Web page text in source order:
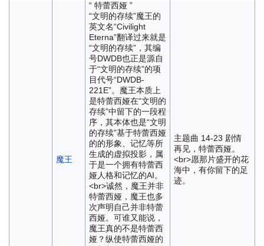
魔王
“ 特蕾西娅 ”
“文明的存续”魔王的
英文名“Civilight
Eterna”翻译过来就是
“文明的存续”，其编
号DWDB也正是源自
于“文明的存续”的项
目代号“DWDB-
221E”。魔王本质上
是特蕾西娅在“文明的
存续”中留下的一段程
序，其本体也是“文明
的存续”基于特蕾西娅
的的形象、记忆等所
生成的虚拟投影，属
于是一个拥有特蕾西
娅人格和记忆的AI。
<br>诚然，魔王并非
特蕾西娅，魔王也多
次声明自己并非特蕾
西娅。可谁又能说，
魔王真的不是特蕾西
娅？纵使特蕾西娅的
主题曲 14-23 剧情
再见，特蕾西娅。
<br>愿那片盛开的花
海中，有你留下的足
迹。